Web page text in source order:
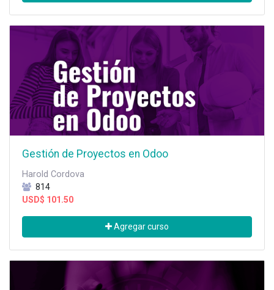
Gestión de Proyectos en Odoo
Harold Cordova
814
USD$ 101.50
Agregar curso